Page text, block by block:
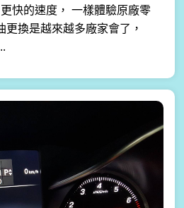
快的速度， 一樣體驗原廠零
換是越來越多廠家會了，